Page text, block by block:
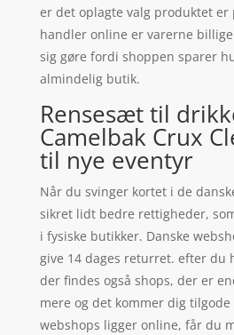
er det oplagte valg produktet er
handler online er varerne
sig gøre fordi shoppen sparer
almindelig butik.
Rensesæt til
Camelbak Crux
til nye eventyr
Når du svinger kortet i de
sikret lidt bedre rettigheder,
i fysiske butikker. Danske
give 14 dages returret. efter du
der findes også shops, der er
mere og det kommer dig
webshops ligger online, får du